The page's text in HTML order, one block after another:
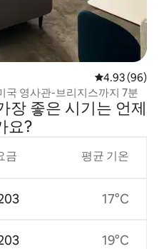
평점 4.93점(5
4.93 (96)
국 영사관-브리지스까지 7분
장 좋은 시기는 언제
요?
금 평균 기온
17°C
19°C